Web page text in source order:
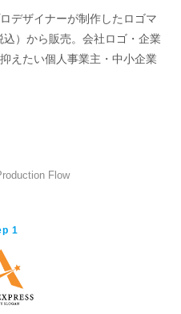
デザイナーが制作したロゴマ
）から販売。会社ロゴ・企業
えたい個人事業主・中小企業
Flow
1